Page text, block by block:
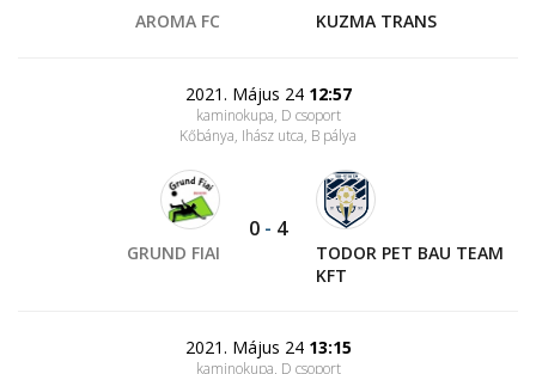
AROMA FC KUZMA TRANS
2021. Május 24 12:57
kaminokupa, D csoport
Kőbánya, Ihász utca, B pálya
GRUND FIAI
0 - 4
TODOR PET BAU TEAM
KFT
2021. Május 24 13:15
kaminokupa, D csoport